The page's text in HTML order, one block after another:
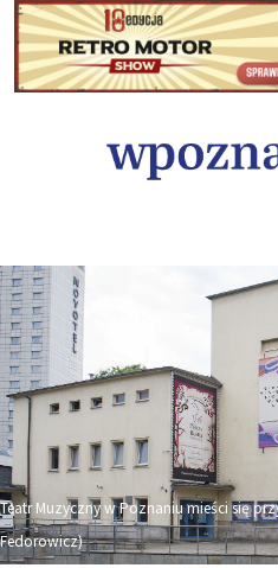
Teatr Muzyczny w Poznaniu mieści się
Fedorowicz)